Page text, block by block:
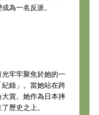
為一名反派。
牢牢聚焦於她的一
錄」。當她站在跨
賞。她作為日本摔
歷史之上。